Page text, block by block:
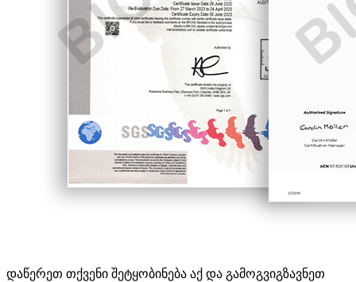
დაწერეთ თქვენი შეტყობინება აქ და გამოგვიგზავნეთ